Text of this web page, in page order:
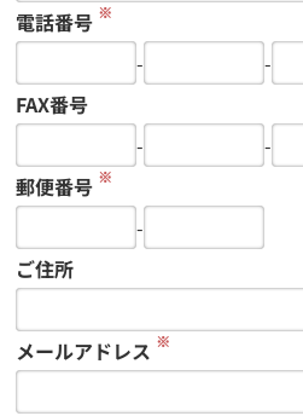
電話番号 ※
-
-
FAX番号
-
-
郵便番号 ※
-
ご住所
メールアドレス ※